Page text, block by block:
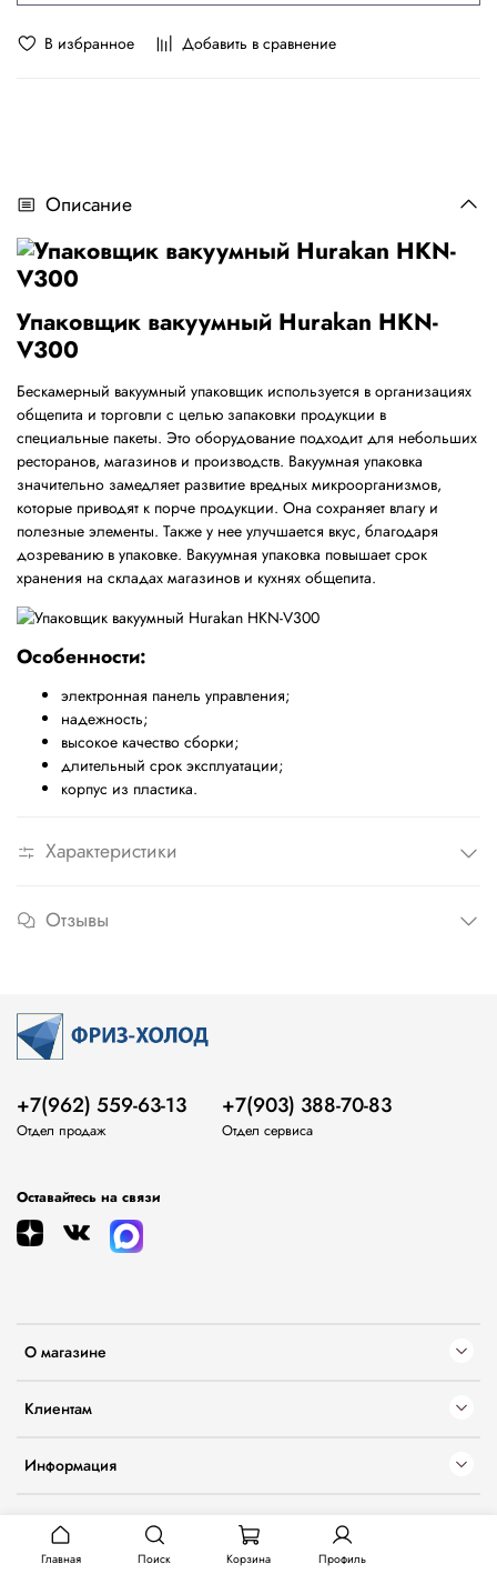
В избранное Добавить в сравнение
Описание
Упаковщик вакуумный Hurakan HKN-
V300
Бескамерный вакуумный упаковщик используется в организациях
общепита и торговли с целью запаковки продукции в
специальные пакеты. Это оборудование подходит для небольших
ресторанов, магазинов и производств. Вакуумная упаковка
значительно замедляет развитие вредных микроорганизмов,
которые приводят к порче продукции. Она сохраняет влагу и
полезные элементы. Также у нее улучшается вкус, благодаря
дозреванию в упаковке. Вакуумная упаковка повышает срок
хранения на складах магазинов и кухнях общепита.
Особенности:
электронная панель управления;
надежность;
высокое качество сборки;
длительный срок эксплуатации;
корпус из пластика.
Характеристики
Отзывы
О магазине
Клиентам
Информация
+7(962) 559-63-13
Отдел продаж
+7(903) 388-70-83
Отдел сервиса
Оставайтесь на связи
Главная Поиск Корзина Профиль